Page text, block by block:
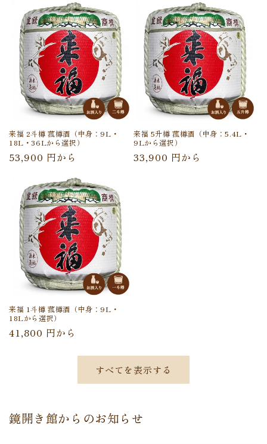
来福 2斗樽 菰樽酒（中身：9L・
18L・36Lから選択）
通
53,900 円から
来福 5升樽 菰樽酒（中身：5.4L・
9Lから選択）
通
33,900 円から
来福 1斗樽 菰樽酒（中身：9L・
18Lから選択）
通
41,800 円から
すべてを表示する
鏡開き館からのお知らせ